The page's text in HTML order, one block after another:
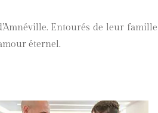
Entourés de leur famille
éternel.